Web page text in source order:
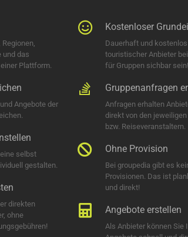
und das
Plattform.
Angebote der
selbst
gestalten.
direkten
ohne
Kostenloser
Dauerhaft und
touristischer Anbieter
für Gruppen sichbar sein!
Gruppenanfragen
Anfragen erhalten
direkt von den jeweiligen
bzw. Reiseveranstaltern.
Ohne Provision
Bei groupedia gibt es
Provisionen. Das ist
und direkt!
Angebote erstellen
Als Anbieter können Sie